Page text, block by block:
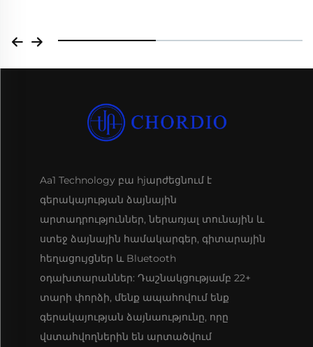
Aa1 Technology բա hjարժեցնում է
գերակայության ձայնային
արտադրություններ, ներառյալ տունային և
ստեջ ձայնային համակարգեր, գիտարային
հեղացույցներ և Bluetooth
օդախտարաններ: Դաշնակցությամբ 22+
տարի փորձի, մենք ապահովում ենք
գերակայության ձայնաությունը, որը
վստահվողներին են արտածվում